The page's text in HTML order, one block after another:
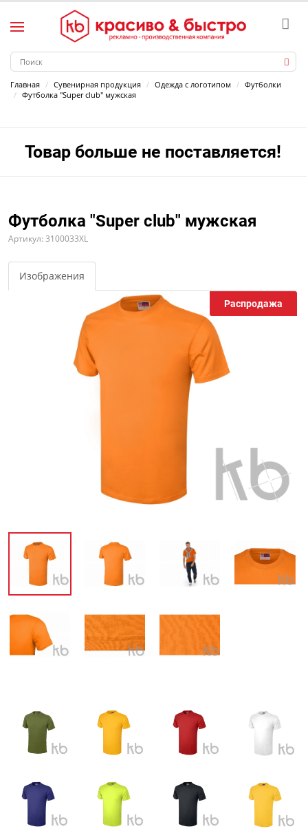
Главная Сувенирная продукция Одежда с логотипом
Футболки
Футболка "Super club" мужская
Товар больше не поставляется!
Футболка "Super club" мужская
Артикул: 3100033XL
Изображения
Распродажа